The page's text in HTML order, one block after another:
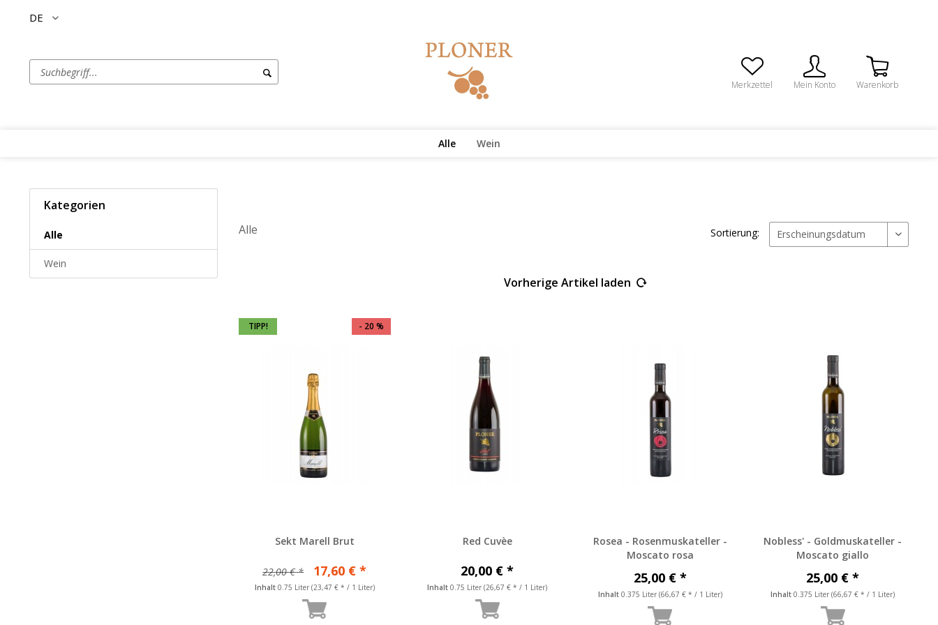
DE
Merkzettel Mein Konto Warenkorb
Alle Wein
Kategorien
Alle
Wein
Alle Sortierung:
Vorherige Artikel laden
TIPP! - 20 %
Sekt Marell Brut
22,00 € * 17,60 € *
Inhalt 0.75 Liter (23,47 € * / 1 Liter)
Red Cuvèe
20,00 € *
Inhalt0.75 Liter(26,67 € * / 1 Liter)
Rosea - Rosenmuskateller -
Moscato rosa
25,00 € *
Inhalt 0.375 Liter (66,67 € * / 1 Liter)
Nobless' - Goldmuskateller -
Moscato giallo
25,00 € *
Inhalt0.375 Liter(66,67 € * / 1 Liter)